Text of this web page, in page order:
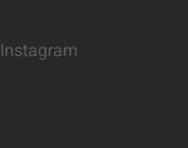
Instagram